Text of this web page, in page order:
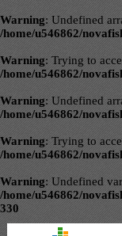
Warning: Undefined
/home/u546862/
Warning: Trying to
/home/u546862/
Warning: Undefined
/home/u546862/
Warning: Trying to
/home/u546862/
Warning: Undefined
/home/u546862/
330